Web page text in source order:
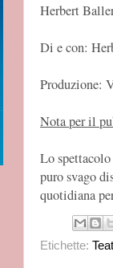
Herbert
Di e con:
Produzione:
Nota per il
Lo spettacolo
puro svago
quotidiana
Etichette: